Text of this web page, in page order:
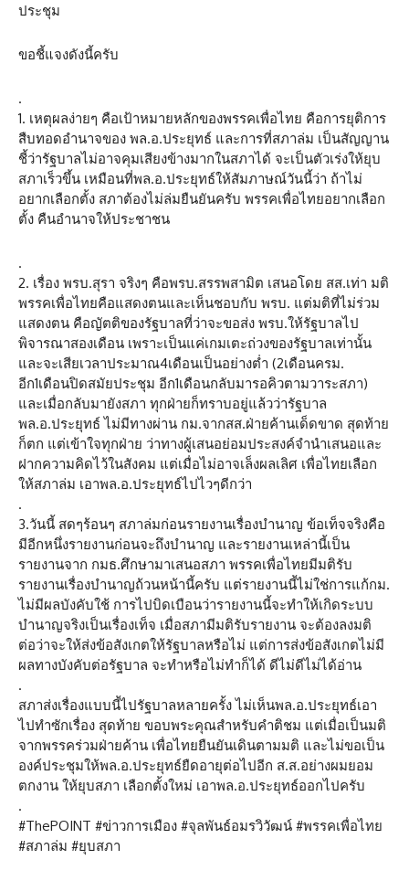
ประชุม
ขอชี้แจงดังนี้ครับ
.
1. เหตุผลง่ายๆ คือเป้าหมายหลักของพรรคเพื่อไทย คือการยุติการ
สืบทอดอำนาจของ พล.อ.ประยุทธ์ และการที่สภาล่ม เป็นสัญญาน
ชี้ว่ารัฐบาลไม่อาจคุมเสียงข้างมากในสภาได้ จะเป็นตัวเร่งให้ยุบ
สภาเร็วขึ้น เหมือนที่พล.อ.ประยุทธ์ให้สัมภาษณ์วันนี้ว่า ถ้าไม่
อยากเลือกตั้ง สภาต้องไม่ล่มยืนยันครับ พรรคเพื่อไทยอยากเลือก
ตั้ง คืนอำนาจให้ประชาชน
.
2. เรื่อง พรบ.สุรา จริงๆ คือพรบ.สรรพสามิต เสนอโดย สส.เท่า มติ
พรรคเพื่อไทยคือแสดงตนและเห็นชอบกับ พรบ. แต่มติที่ไม่ร่วม
แสดงตน คือญัตติของรัฐบาลที่ว่าจะขอส่ง พรบ.ให้รัฐบาลไป
พิจารณาสองเดือน เพราะเป็นแค่เกมเตะถ่วงของรัฐบาลเท่านั้น
และจะเสียเวลาประมาณ4เดือนเป็นอย่างต่ำ (2เดือนครม.
อีก1เดือนปิดสมัยประชุม อีก1เดือนกลับมารอคิวตามวาระสภา)
และเมื่อกลับมายังสภา ทุกฝ่ายก็ทราบอยู่แล้วว่ารัฐบาล
พล.อ.ประยุทธ์ ไม่มีทางผ่าน กม.จากสส.ฝ่ายค้านเด็ดขาด สุดท้าย
ก็ตก แต่เข้าใจทุกฝ่าย ว่าทางผู้เสนอย่อมประสงค์จำนำเสนอและ
ฝากความคิดไว้ในสังคม แต่เมื่อไม่อาจเล็งผลเลิศ เพื่อไทยเลือก
ให้สภาล่ม เอาพล.อ.ประยุทธ์ไปไวๆดีกว่า
.
3.วันนี้ สดๆร้อนๆ สภาล่มก่อนรายงานเรื่องบำนาญ ข้อเท็จจริงคือ
มีอีกหนึ่งรายงานก่อนจะถึงบำนาญ และรายงานเหล่านี้เป็น
รายงานจาก กมธ.ศึกษามาเสนอสภา พรรคเพื่อไทยมีมติรับ
รายงานเรื่องบำนาญถ้วนหน้านี้ครับ แต่รายงานนี้ไม่ใช่การแก้กม.
ไม่มีผลบังคับใช้ การไปบิดเบือนว่ารายงานนี้จะทำให้เกิดระบบ
บำนาญจริงเป็นเรื่องเท็จ เมื่อสภามีมติรับรายงาน จะต้องลงมติ
ต่อว่าจะให้ส่งข้อสังเกตให้รัฐบาลหรือไม่ แต่การส่งข้อสังเกตไม่มี
ผลทางบังคับต่อรัฐบาล จะทำหรือไม่ทำก็ได้ ดีไม่ดีไม่ได้อ่าน
.
สภาส่งเรื่องแบบนี้ไปรัฐบาลหลายครั้ง ไม่เห็นพล.อ.ประยุทธ์เอา
ไปทำซักเรื่อง สุดท้าย ขอบพระคุณสำหรับคำติชม แต่เมื่อเป็นมติ
จากพรรคร่วมฝ่ายค้าน เพื่อไทยยืนยันเดินตามมติ และไม่ขอเป็น
องค์ประชุมให้พล.อ.ประยุทธ์ยืดอายุต่อไปอีก ส.ส.อย่างผมยอม
ตกงาน ให้ยุบสภา เลือกตั้งใหม่ เอาพล.อ.ประยุทธ์ออกไปครับ
.
#ThePOINT #ข่าวการเมือง #จุลพันธ์อมรวิวัฒน์ #พรรคเพื่อไทย
#สภาล่ม #ยุบสภา